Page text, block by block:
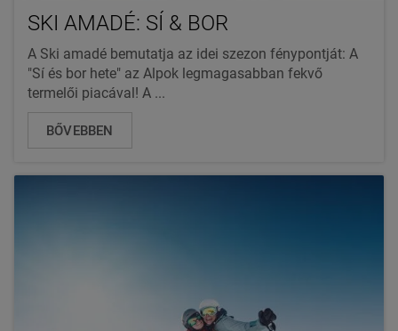
SKI AMADÉ: SÍ & BOR
A Ski amadé bemutatja az idei szezon fénypontját: A
"Sí és bor hete" az Alpok legmagasabban fekvő
termelői piacával! A ...
BŐVEBBEN